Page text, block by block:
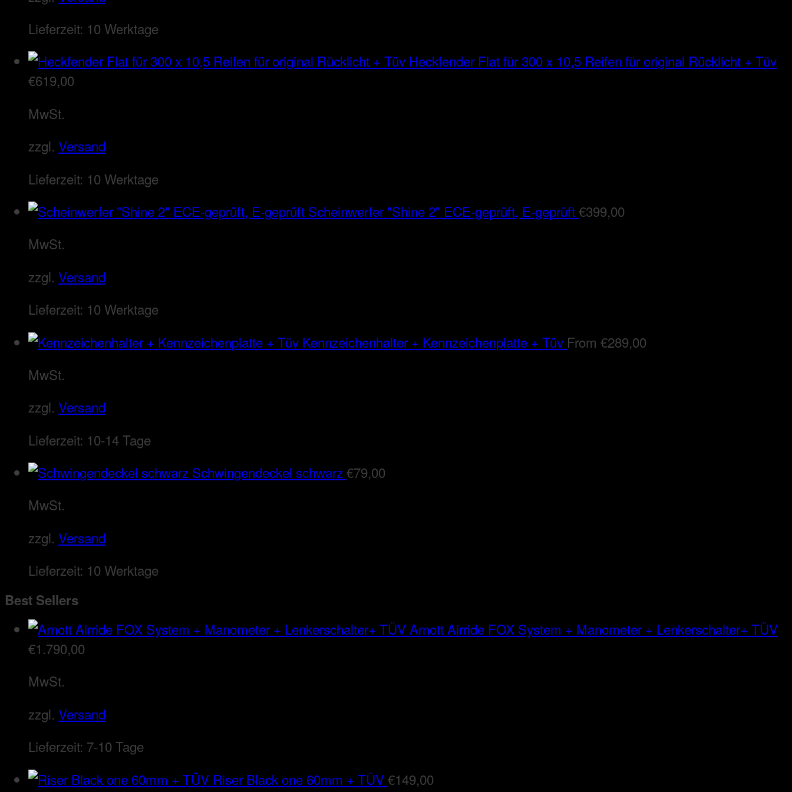
Lieferzeit: 10 Werktage
Heckfender Flat für 300 x 10,5 Reifen für original Rücklicht + Tüv
€619,00
MwSt.
zzgl. Versand
Lieferzeit: 10 Werktage
Scheinwerfer "Shine 2" ECE-geprüft, E-geprüft€399,00
MwSt.
zzgl. Versand
Lieferzeit: 10 Werktage
Kennzeichenhalter + Kennzeichenplatte + Tüv From €289,00
MwSt.
zzgl. Versand
Lieferzeit: 10-14 Tage
Schwingendeckel schwarz€79,00
MwSt.
zzgl. Versand
Lieferzeit: 10 Werktage
Best Sellers
Arnott Airride FOX System + Manometer + Lenkerschalter+ TÜV
€1.790,00
MwSt.
zzgl. Versand
Lieferzeit: 7-10 Tage
Riser Black one 60mm + TÜV€149,00